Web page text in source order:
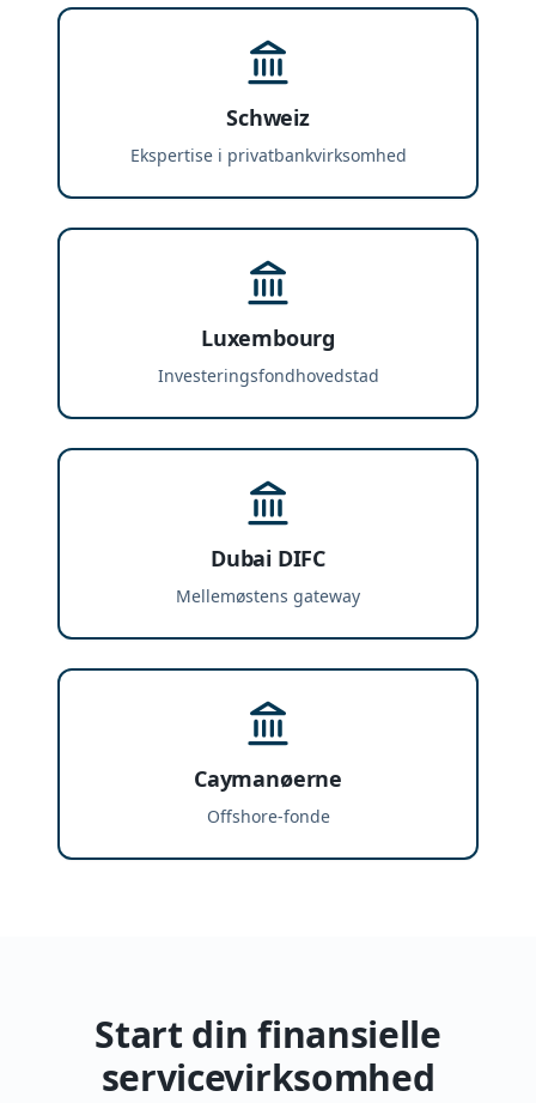
Schweiz
Ekspertise i privatbankvirksomhed
Luxembourg
Investeringsfondhovedstad
Dubai DIFC
Mellemøstens gateway
Caymanøerne
Offshore-fonde
Start din finansielle
servicevirksomhed